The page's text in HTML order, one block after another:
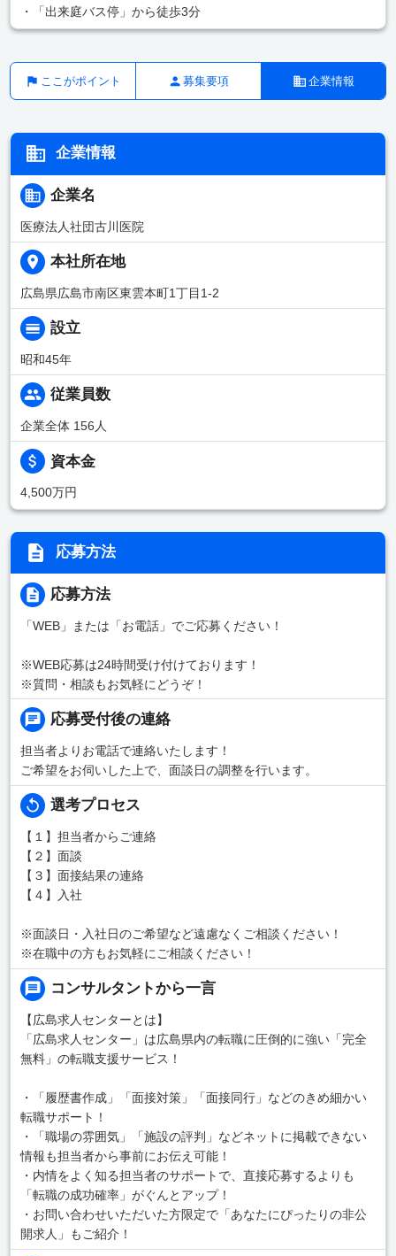
・「出来庭バス停」から徒歩3分
ここがポイント 募集要項 企業情報
企業情報
企業名
医療法人社団古川医院
本社所在地
広島県広島市南区東雲本町1丁目1-2
設立
昭和45年
従業員数
企業全体 156人
資本金
4,500万円
応募方法
応募方法
「WEB」または「お電話」でご応募ください！
※WEB応募は24時間受け付けております！
※質問・相談もお気軽にどうぞ！
応募受付後の連絡
担当者よりお電話で連絡いたします！
ご希望をお伺いした上で、面談日の調整を行います。
選考プロセス
【１】担当者からご連絡
【２】面談
【３】面接結果の連絡
【４】入社
※面談日・入社日のご希望など遠慮なくご相談ください！
※在職中の方もお気軽にご相談ください！
コンサルタントから一言
【広島求人センターとは】
「広島求人センター」は広島県内の転職に圧倒的に強い「完全
無料」の転職支援サービス！
・「履歴書作成」「面接対策」「面接同行」などのきめ細かい
転職サポート！
・「職場の雰囲気」「施設の評判」などネットに掲載できない
情報も担当者から事前にお伝え可能！
・内情をよく知る担当者のサポートで、直接応募するよりも
「転職の成功確率」がぐんとアップ！
・お問い合わせいただいた方限定で「あなたにぴったりの非公
開求人」もご紹介！